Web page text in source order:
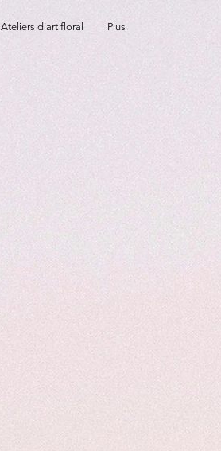
Ateliers d'art floral Plus